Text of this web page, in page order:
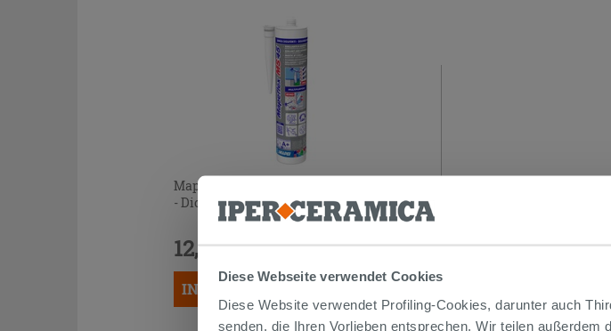
Diese Webseite verwendet Cookies
Diese Website verwendet Profiling-Cookies, darunter auch
senden, die Ihren Vorlieben entsprechen. Wir teilen
Mapei Mapeflex MS45 Bianco 300 ml
- Dicht- und Klebemittel
12,99 €
IN DEN WARENKORB LEGEN